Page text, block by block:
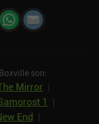
son:
Mirror
1
End